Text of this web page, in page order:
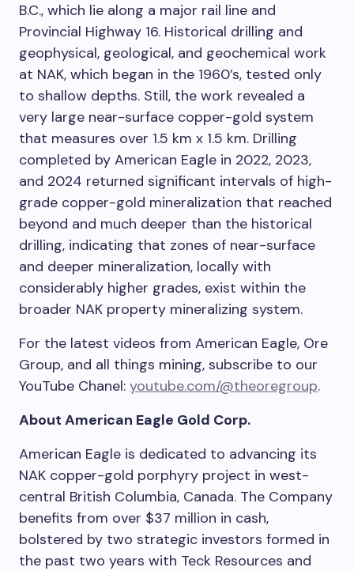
B.C., which lie along a major rail line and
Provincial Highway 16. Historical drilling and
geophysical, geological, and geochemical work
at NAK, which began in the 1960’s, tested only
to shallow depths. Still, the work revealed a
very large near-surface copper-gold system
that measures over 1.5 km x 1.5 km. Drilling
completed by American Eagle in 2022, 2023,
and 2024 returned significant intervals of high-
grade copper-gold mineralization that reached
beyond and much deeper than the historical
drilling, indicating that zones of near-surface
and deeper mineralization, locally with
considerably higher grades, exist within the
broader NAK property mineralizing system.
For the latest videos from American Eagle, Ore
Group, and all things mining, subscribe to our
YouTube Chanel: youtube.com/@theoregroup.
About American Eagle Gold Corp.
American Eagle is dedicated to advancing its
NAK copper-gold porphyry project in west-
central British Columbia, Canada. The Company
benefits from over $37 million in cash,
bolstered by two strategic investors formed in
the past two years with Teck Resources and